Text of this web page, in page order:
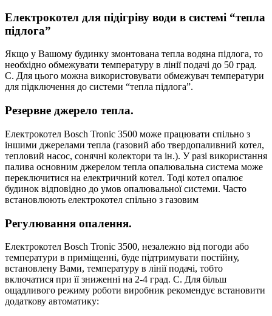
Електрокотел для підігріву води в системі “тепла
підлога”
Якщо у Вашому будинку змонтована тепла водяна підлога, то
необхідно обмежувати температуру в лінії подачі до 50 град.
С. Для цього можна використовувати обмежувач температури
для підключення до системи “тепла підлога”.
Резервне джерело тепла.
Електрокотел Bosch Tronic 3500 може працювати спільно з
іншими джерелами тепла (газовий або твердопаливний котел,
тепловий насос, сонячні колектори та ін.). У разі використання
палива основним джерелом тепла опалювальна система може
переключитися на електричний котел. Тоді котел опалює
будинок відповідно до умов опалювальної системи. Часто
встановлюють електрокотел спільно з газовим
Регулювання опалення.
Електрокотел Bosch Tronic 3500, незалежно від погоди або
температури в приміщенні, буде підтримувати постійну,
встановлену Вами, температуру в лінії подачі, тобто
включатися при її зниженні на 2-4 град. С. Для більш
ощадливого режиму роботи виробник рекомендує встановити
додаткову автоматику: